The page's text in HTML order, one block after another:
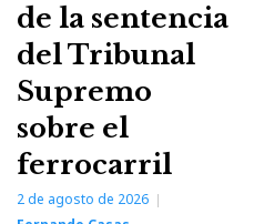
de la sentencia
del Tribunal
Supremo
sobre el
ferrocarril
2 de agosto de 2026